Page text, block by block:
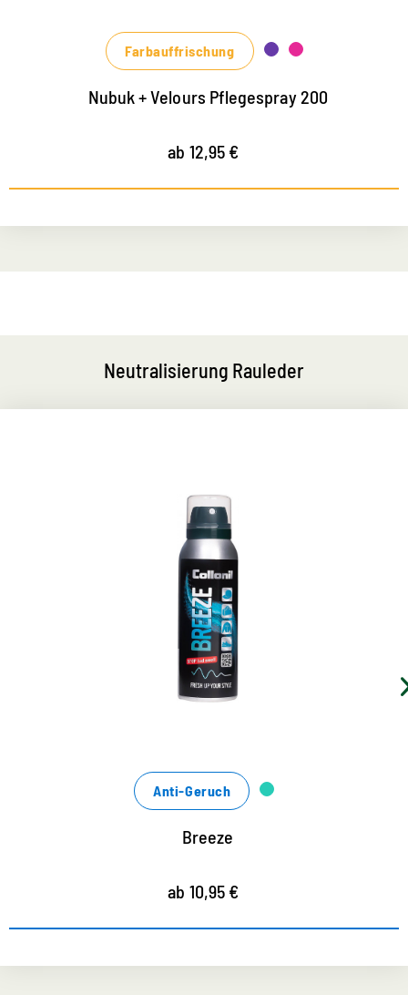
Farbauffrischung
Nubuk + Velours Pflegespray 200
ab 12,95 €
Neutralisierung Rauleder
Frische Brise für jeden Schuh
hochwirksames Spray mit deodorierender
beseitigt unangenehme Gerüche
sorgt für hygienische Frische im Schuh
Anti-Geruch
Shoe Deo Sea Breeze
ab 5,95 € 11,95 €